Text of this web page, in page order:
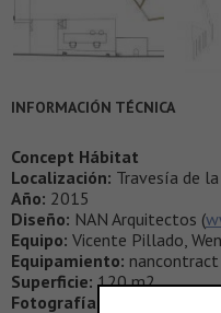
INFORMACIÓN TÉCNICA
Concept Hábitat
Localización: Travesía de
Año: 2015
Diseño: NAN Arquitectos (
Equipo: Vicente Pillado,
Equipamiento: nancontract
Superficie: 120 m2
Fotografías: